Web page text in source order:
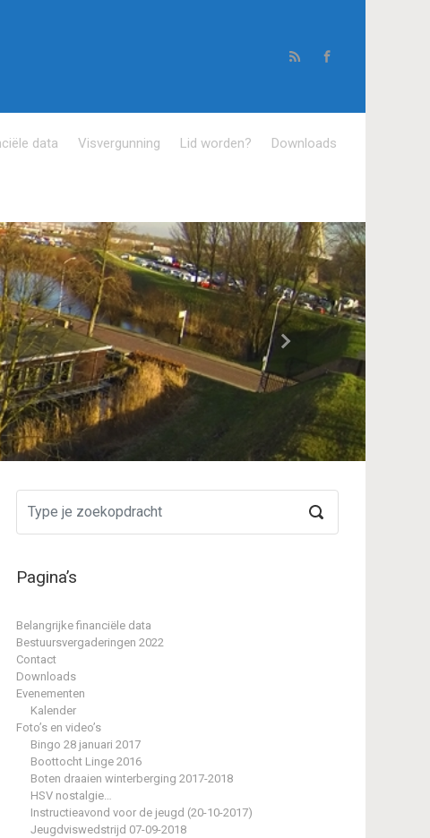
data Visvergunning Lid worden? Downloads
Volgende
Pagina’s
Belangrijke financiële data
Bestuursvergaderingen 2022
Contact
Downloads
Evenementen
Kalender
Foto’s en video’s
Bingo 28 januari 2017
Boottocht Linge 2016
Boten draaien winterberging 2017-2018
HSV nostalgie…
Instructieavond voor de jeugd (20-10-2017)
Jeugdviswedstrijd 07-09-2018